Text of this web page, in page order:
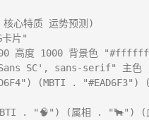
心特质 运势预测)
卡片"
高度 1000 背景色
SC', sans-serif" 主色
(MBTI . "#EAD6F3")
. "🧠") (属相 . "🐂")